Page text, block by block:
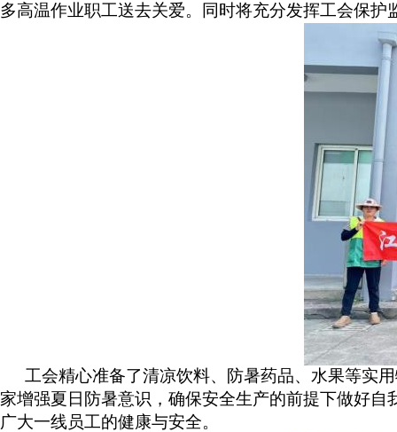
多高温作业职工送去关爱。同时将充分发挥工会保
工会精心准备了清凉饮料、防暑药品、水果等实
家增强夏日防暑意识，确保安全生产的前提下做好
广大一线员工的健康与安全。